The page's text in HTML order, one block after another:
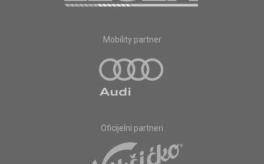
Mobility partner
Oficijelni partneri